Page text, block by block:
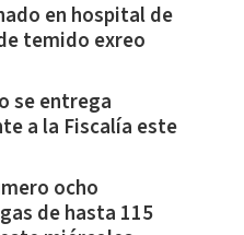
en hospital de
temido exreo
se entrega
a la Fiscalía este
ocho
de hasta 115